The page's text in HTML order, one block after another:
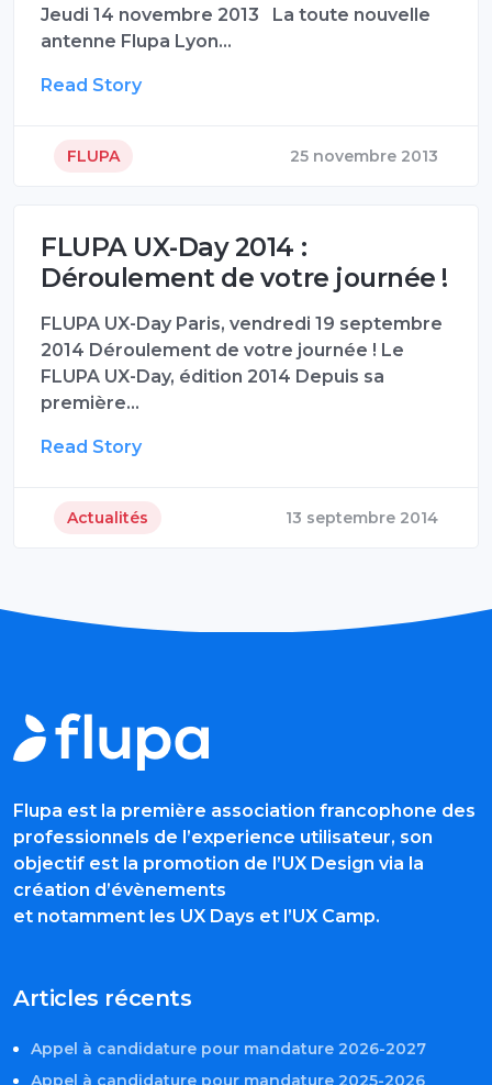
Jeudi 14 novembre 2013 La toute nouvelle
antenne Flupa Lyon…
Read Story
FLUPA 25 novembre 2013
FLUPA UX-Day 2014 :
Déroulement de votre journée !
FLUPA UX-Day Paris, vendredi 19 septembre
2014 Déroulement de votre journée ! Le
FLUPA UX-Day, édition 2014 Depuis sa
première…
Read Story
Actualités 13 septembre 2014
Flupa est la première association francophone des
professionnels de l’experience utilisateur, son
objectif est la promotion de l’UX Design via la
création d’évènements
et notamment les UX Days et l’UX Camp.
Articles récents
Appel à candidature pour mandature 2026-2027
Appel à candidature pour mandature 2025-2026